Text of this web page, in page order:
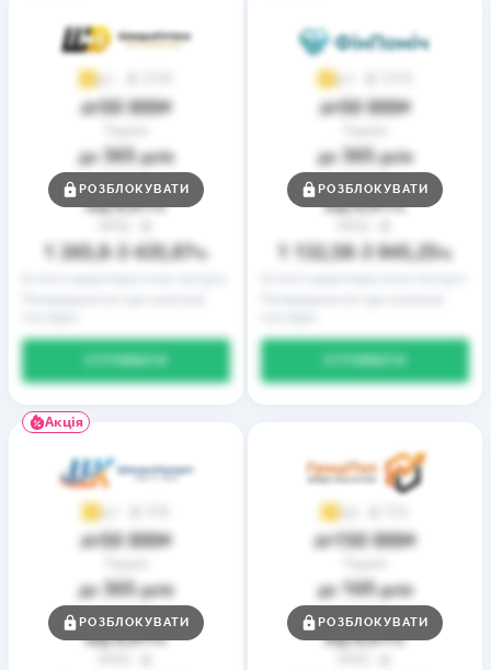
4,1
до50 000₴
до 365днів
Ставка
від0,01%
1 265,8 3 435,87%
РОЗБЛОКУВАТИ
4,7
до50 000₴
до 365днів
Ставка
від0,01%
1 132,58 3 845,25%
РОЗБЛОКУВАТИ
Акція
3,7
до50 000₴
до 365днів
Ставка
від0,01%
РОЗБЛОКУВАТИ
3,9
до150 000₴
до 169днів
Ставка
від0,01%
РОЗБЛОКУВАТИ